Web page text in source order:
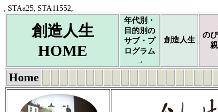
, STAa25, STA11552,
創造人生
HOME
年代別・
目的別の
サブ・プ
ログラム
→
創造人生
の
Home